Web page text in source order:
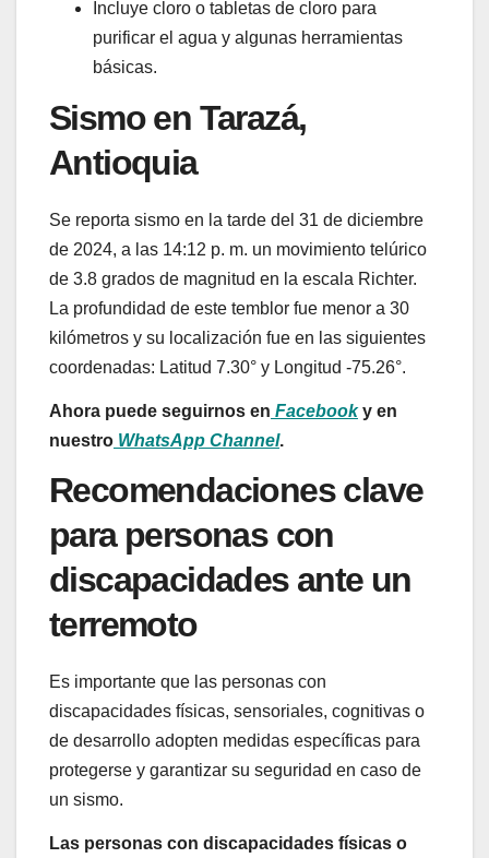
Incluye cloro o tabletas de cloro para
purificar el agua y algunas herramientas
básicas.
Sismo en Tarazá,
Antioquia
Se reporta sismo en la tarde del 31 de diciembre
de 2024, a las 14:12 p. m. un movimiento telúrico
de 3.8 grados de magnitud en la escala Richter.
La profundidad de este temblor fue menor a 30
kilómetros y su localización fue en las siguientes
coordenadas: Latitud 7.30° y Longitud -75.26°.
Ahora puede seguirnos en Facebooky en
nuestro WhatsApp Channel.
Recomendaciones clave
para personas con
discapacidades ante un
terremoto
Es importante que las personas con
discapacidades físicas, sensoriales, cognitivas o
de desarrollo adopten medidas específicas para
protegerse y garantizar su seguridad en caso de
un sismo.
Las personas con discapacidades físicas o